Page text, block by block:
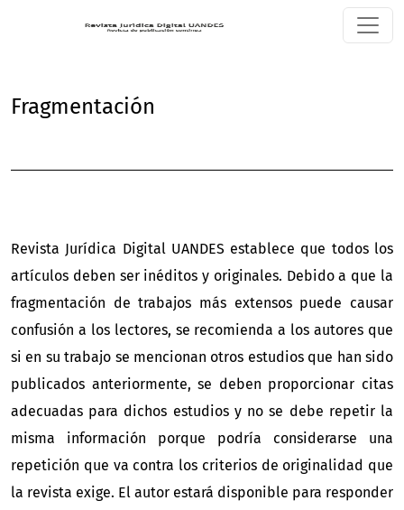
Fragmentación
Revista Jurídica Digital UANDES establece que todos los
artículos deben ser inéditos y originales. Debido a que la
fragmentación de trabajos más extensos puede causar
confusión a los lectores, se recomienda a los autores que
si en su trabajo se mencionan otros estudios que han sido
publicados anteriormente, se deben proporcionar citas
adecuadas para dichos estudios y no se debe repetir la
misma información porque podría considerarse una
repetición que va contra los criterios de originalidad que
la revista exige. El autor estará disponible para responder